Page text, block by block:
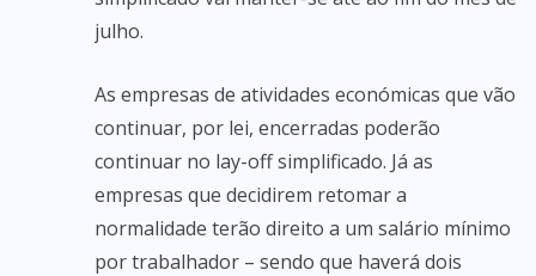
julho.
As empresas de atividades económicas que vão
continuar, por lei, encerradas poderão
continuar no lay-off simplificado. Já as
empresas que decidirem retomar a
normalidade terão direito a um salário mínimo
por trabalhador – sendo que haverá dois